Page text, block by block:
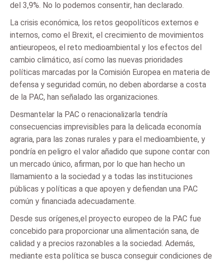
del 3,9%. No lo podemos consentir, han declarado.
La crisis económica, los retos geopolíticos externos e
internos, como el Brexit, el crecimiento de movimientos
antieuropeos, el reto medioambiental y los efectos del
cambio climático, así como las nuevas prioridades
políticas marcadas por la Comisión Europea en materia de
defensa y seguridad común, no deben abordarse a costa
de la PAC, han señalado las organizaciones.
Desmantelar la PAC o renacionalizarla tendría
consecuencias imprevisibles para la delicada economía
agraria, para las zonas rurales y para el medioambiente, y
pondría en peligro el valor añadido que supone contar con
un mercado único, afirman, por lo que han hecho un
llamamiento a la sociedad y a todas las instituciones
públicas y políticas a que apoyen y defiendan una PAC
común y financiada adecuadamente.
Desde sus orígenes,el proyecto europeo de la PAC fue
concebido para proporcionar una alimentación sana, de
calidad y a precios razonables a la sociedad. Además,
mediante esta política se busca conseguir condiciones de